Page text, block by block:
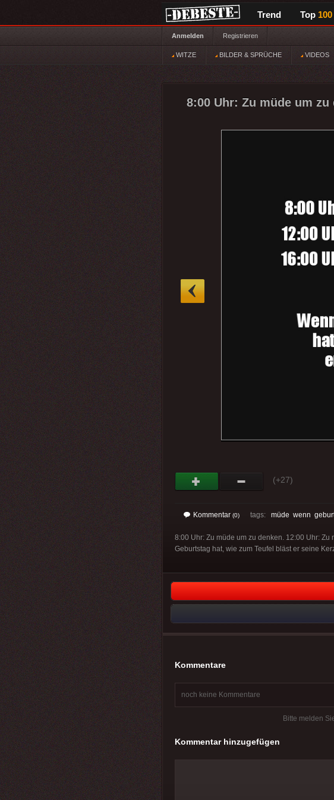
Trend Top 100
Anmelden Registrieren
WITZE BILDER & SPRÜCHE VIDEOS
8:00 Uhr: Zu müde um zu
(+27)
Kommentar (0) tags: müde wenn
8:00 Uhr: Zu müde um zu denken. 12:00 Uhr:
Geburtstag hat, wie zum Teufel bläst er seine
Kommentare
noch keine Kommentare
Bitte melden
Kommentar hinzugefügen